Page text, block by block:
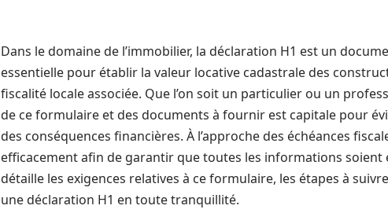
Dans le domaine de l’immobilier, la déclaration H1 est un
essentielle pour établir la valeur locative cadastrale des
fiscalité locale associée. Que l’on soit un particulier ou un
de ce formulaire et des documents à fournir est capitale pour
des conséquences financières. À l’approche des échéances
efficacement afin de garantir que toutes les informations soient
détaille les exigences relatives à ce formulaire, les étapes à
une déclaration H1 en toute tranquillité.